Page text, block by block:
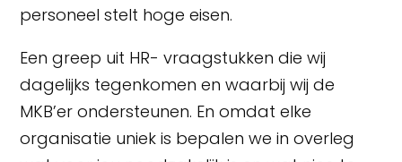
personeel stelt hoge eisen.
Een greep uit HR- vraagstukken die wij
dagelijks tegenkomen en waarbij wij de
MKB’er ondersteunen. En omdat elke
organisatie uniek is bepalen we in overleg